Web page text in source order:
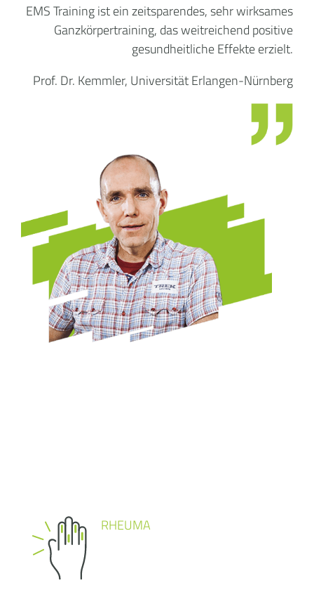
EMS Training ist ein zeitsparendes, sehr wirksames
Ganzkörpertraining, das weitreichend positive
gesundheitliche Effekte erzielt.
Prof. Dr. Kemmler, Universität Erlangen-Nürnberg
RHEUMA